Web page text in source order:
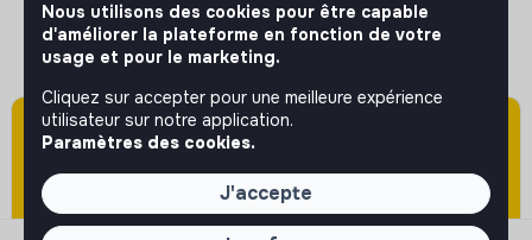
Attention cette annonce a été publiée il y a
plus de 60 jours (le 11/03/2026) et est sans
doute expirée ou non mise à jour.
SUIVEZ-NOUS
© 2026 jobs that makesense.
Nous utilisons des cookies pour être capable
d'améliorer la plateforme en fonction de votre
usage et pour le marketing.
Cliquez sur accepter pour une meilleure expérience
utilisateur sur notre application.
Paramètres des cookies.
J'accepte